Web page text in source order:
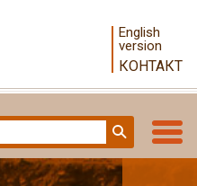
English
version
КОНТАКТ